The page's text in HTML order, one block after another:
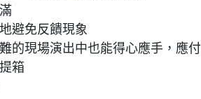
避免反饋現象
的現場演出中也能得心應手，應
箱